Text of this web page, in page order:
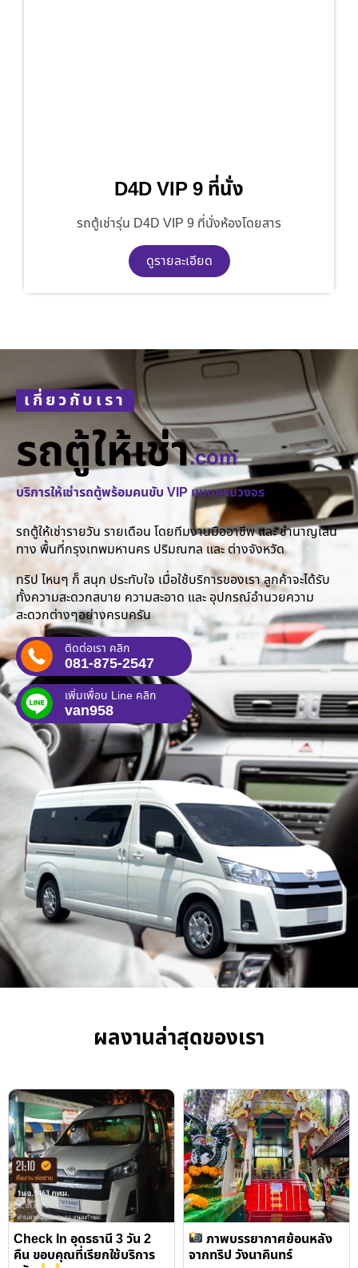
D4D VIP 9 ที่นั่ง
รถตู้เช่ารุ่น D4D VIP 9 ที่นั่งห้องโดยสาร
ดูรายละเอียด
เกี่ยวกับเรา
รถตู้ให้เช่า.com
บริการให้เช่ารถตู้พร้อมคนขับ VIP แบบครบวงจร
รถตู้ให้เช่ารายวัน รายเดือน โดยทีมงานมืออาชีพ และ ชำนาญเส้น
ทาง พื้นที่กรุงเทพมหานคร ปริมณฑล และ ต่างจังหวัด
ทริป ไหนๆ ก็ สนุก ประทับใจ เมื่อใช้บริการของเรา ลูกค้าจะได้รับ
ทั้งความสะดวกสบาย ความสะอาด และ อุปกรณ์อำนวยความ
สะดวกต่างๆอย่างครบครัน
ติดต่อเรา คลิก
081-875-2547
เพิ่มเพื่อน Line คลิก
van958
ผลงานล่าสุดของเรา
Check In อุดรธานี 3 วัน 2
คืน ขอบคุณที่เรียกใช้บริการ
ภาพบรรยากาศย้อนหลัง
จากทริป วังนาคินทร์